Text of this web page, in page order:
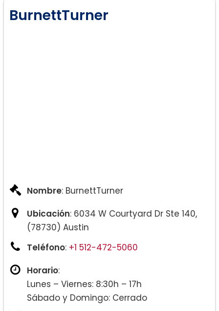
BurnettTurner
Nombre: BurnettTurner
Ubicación: 6034 W Courtyard Dr Ste 140,
(78730) Austin
Teléfono: +1 512-472-5060
Horario:
Lunes – Viernes: 8:30h – 17h
Sábado y Domingo: Cerrado